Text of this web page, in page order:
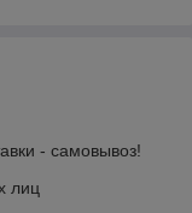
- самовывоз!
лиц